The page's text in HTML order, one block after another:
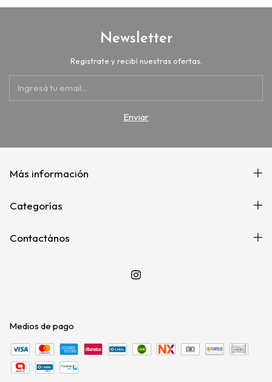
Newsletter
Registrate y recibí nuestras ofertas.
Más información
Categorías
Contactános
Medios de pago